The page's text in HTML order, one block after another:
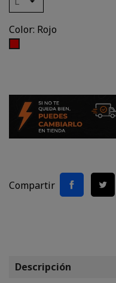
Color: Rojo
Compartir
Descripción